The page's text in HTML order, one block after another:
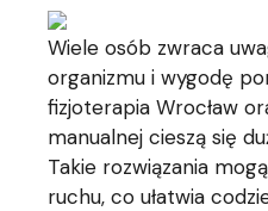
Wiele osób zwraca
organizmu i wygodę
fizjoterapia Wrocław
manualnej cieszą się
Takie rozwiązania
ruchu, co ułatwia